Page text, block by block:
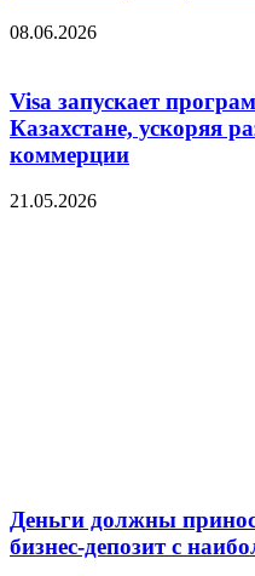
08.06.2026
Visa запускает
Казахстане, ускоряя
коммерции
21.05.2026
Деньги должны
бизнес-депозит с